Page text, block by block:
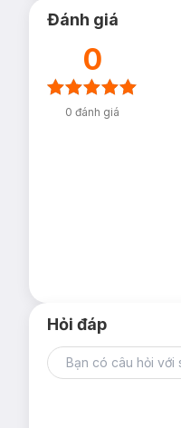
Đánh giá
0
0 đánh giá
Hỏi đáp